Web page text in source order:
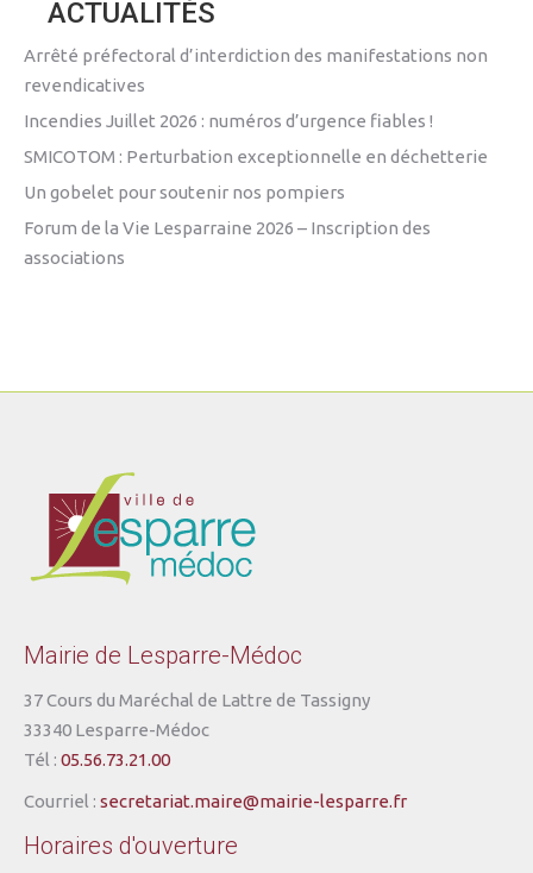
ACTUALITÉS
Arrêté préfectoral d’interdiction des manifestations non
revendicatives
Incendies Juillet 2026 : numéros d’urgence fiables !
SMICOTOM : Perturbation exceptionnelle en déchetterie
Un gobelet pour soutenir nos pompiers
Forum de la Vie Lesparraine 2026 – Inscription des
associations
Mairie de Lesparre-Médoc
37 Cours du Maréchal de Lattre de Tassigny
33340 Lesparre-Médoc
Tél : 05.56.73.21.00
Courriel : secretariat.maire@mairie-lesparre.fr
Horaires d'ouverture